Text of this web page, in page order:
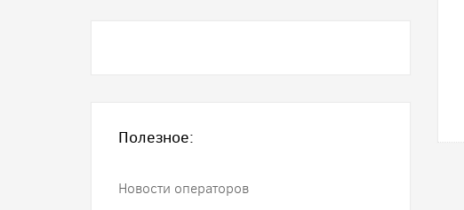
Полезное:
Новости операторов